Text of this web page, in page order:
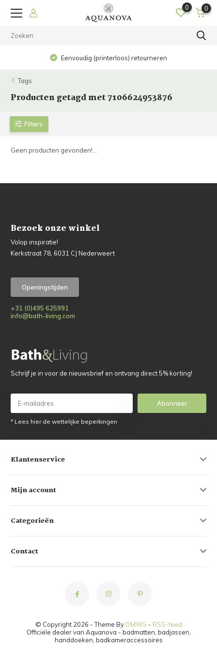
0 0
Eenvoudig (printerloos) retourneren
Tags
Producten getagd met 7106624953876
Filters
Geen producten gevonden!...
Bezoek onze winkel
Volop inspiratie!
Kerkstraat 78, 6031 CJ Nederweert
Openingstijden
+31 (0)495 625991
info@bath-living.com
Schrijf je in voor de nieuwsbrief en ontvang direct 5% korting!
Abonneer
* Lees hier de wettelijke beperkingen
Klantenservice
Mijn account
Categorieën
Contact
© Copyright 2026 - Theme By DMWS - RSS-feed
Officiële dealer van Aquanova - badmatten, badjassen,
handdoeken, badkameraccessoires